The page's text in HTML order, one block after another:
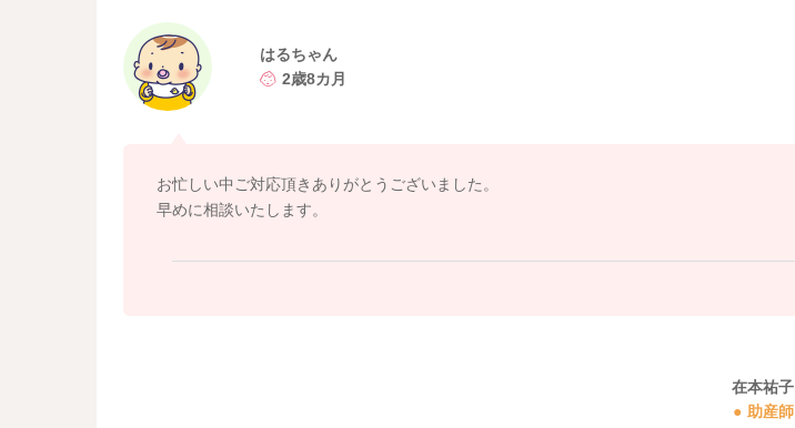
はるちゃん
2歳8カ月
お忙しい中ご対応頂きありがとうございました。
早めに相談いたします。
在本祐子
助産師